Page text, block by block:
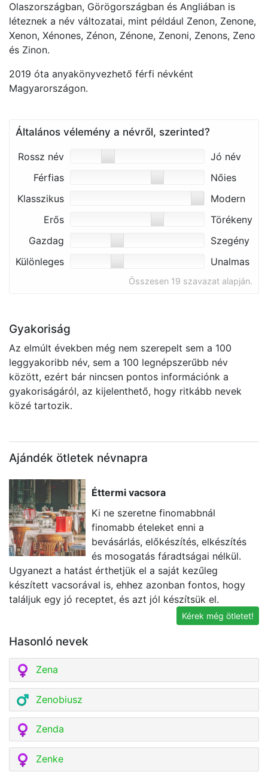
Olaszországban, Görögországban és Angliában is
léteznek a név változatai, mint például Zenon, Zenone,
Xenon, Xénones, Zénon, Zénone, Zenoni, Zenons, Zeno
és Zinon​​.
2019 óta anyakönyvezhető férfi névként
Magyarországon.
Általános vélemény a névről, szerinted?
Rossz név
Jó név
Férfias
Nőies
Klasszikus
Modern
Erős
Törékeny
Gazdag
Szegény
Különleges
Unalmas
Összesen 19 szavazat alapján.
Gyakoriság
Az elmúlt években még nem szerepelt sem a 100
leggyakoribb név, sem a 100 legnépszerűbb név
között, ezért bár nincsen pontos információnk a
gyakoriságáról, az kijelenthető, hogy ritkább nevek
közé tartozik.
Ajándék ötletek névnapra
Éttermi vacsora
Ki ne szeretne finomabbnál
finomabb ételeket enni a
bevásárlás, előkészítés, elkészítés
és mosogatás fáradtságai nélkül.
Ugyanezt a hatást érthetjük el a saját kezűleg
készített vacsorával is, ehhez azonban fontos, hogy
találjuk egy jó receptet, és azt jól készítsük el.
Kérek még ötletet!
Hasonló nevek
Zena
Zenobiusz
Zenda
Zenke